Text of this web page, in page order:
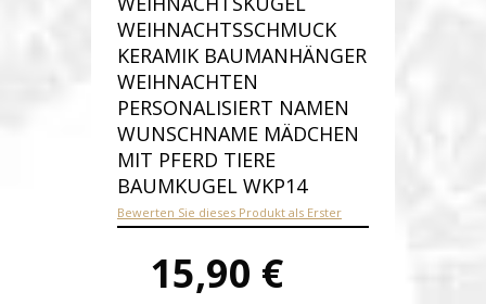
WEIHNACHTSSCHMUCK
KERAMIK BAUMANHÄNGER
WEIHNACHTEN
PERSONALISIERT NAMEN
WUNSCHNAME MÄDCHEN
MIT PFERD TIERE
BAUMKUGEL WKP14
Bewerten Sie dieses Produkt als Erster
15,90 €